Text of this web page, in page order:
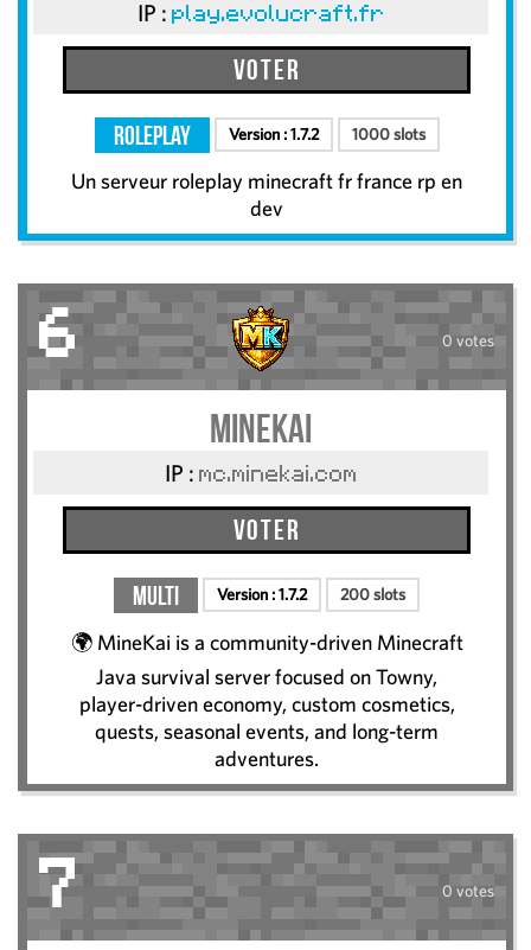
IP : play.evolucraft.fr
Voter
RolePlay Version :1.7.2 1000 slots
Un serveur roleplay minecraft fr france rp en
dev
6 0 votes
MineKai
IP : mc.minekai.com
Voter
Multi Version :1.7.2 200 slots
🌍 MineKai is a community-driven Minecraft
Java survival server focused on Towny,
player-driven economy, custom cosmetics,
quests, seasonal events, and long-term
adventures.
7 0 votes